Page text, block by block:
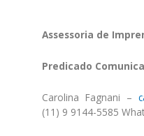
Assessoria de
Predicado
Carolina Fagnani –
(11) 9 9144-5585